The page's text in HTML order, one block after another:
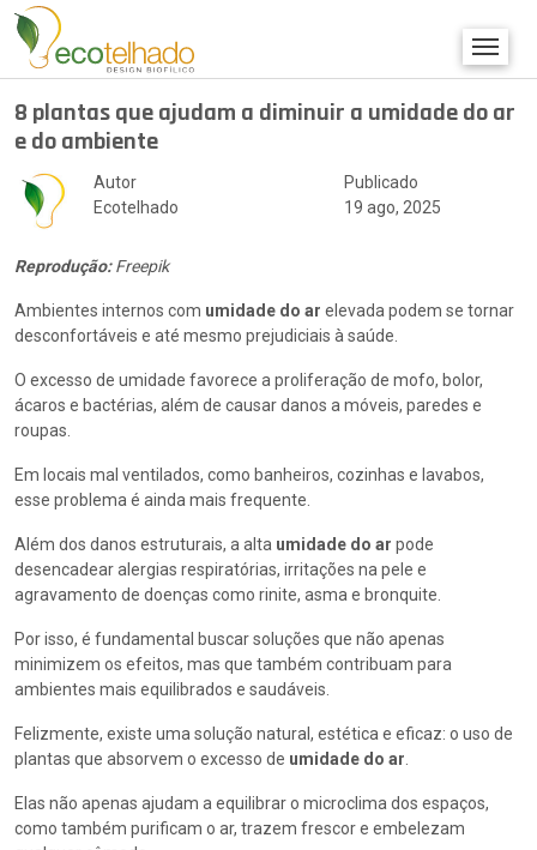
8 plantas que ajudam a diminuir a umidade do ar
e do ambiente
Autor
Ecotelhado
Publicado
19 ago, 2025
Reprodução:Freepik
Ambientes internos com umidade do ar elevada podem se tornar
desconfortáveis e até mesmo prejudiciais à saúde.
O excesso de umidade favorece a proliferação de mofo, bolor,
ácaros e bactérias, além de causar danos a móveis, paredes e
roupas.
Em locais mal ventilados, como banheiros, cozinhas e lavabos,
esse problema é ainda mais frequente.
Além dos danos estruturais, a alta umidade do ar pode
desencadear alergias respiratórias, irritações na pele e
agravamento de doenças como rinite, asma e bronquite.
Por isso, é fundamental buscar soluções que não apenas
minimizem os efeitos, mas que também contribuam para
ambientes mais equilibrados e saudáveis.
Felizmente, existe uma solução natural, estética e eficaz: o uso de
plantas que absorvem o excesso de umidade do ar.
Elas não apenas ajudam a equilibrar o microclima dos espaços,
como também purificam o ar, trazem frescor e embelezam